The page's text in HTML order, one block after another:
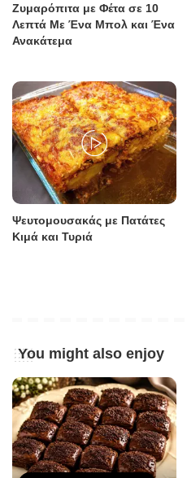
Ζυμαρόπιτα με Φέτα σε 10
Λεπτά Με Ένα Μπολ και Ένα
Ανακάτεμα
Ψευτομουσακάς με Πατάτες
Κιμά και Τυριά
You might also enjoy